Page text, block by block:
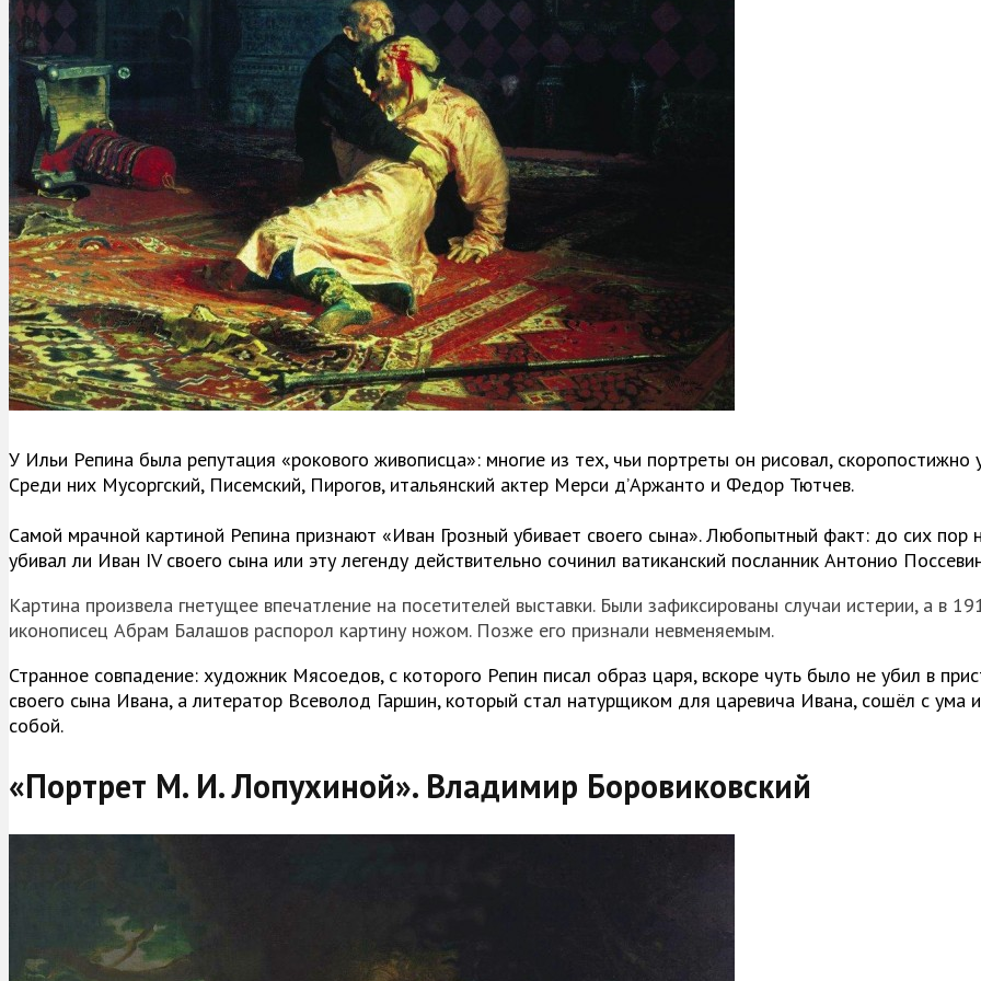
У Ильи Репина была репутация «рокового живописца»: многие из тех, чьи портреты он рисовал, скоропостижно
Среди них Мусоргский, Писемский, Пирогов, итальянский актер Мерси д’Аржанто и Федор Тютчев.
Самой мрачной картиной Репина признают «Иван Грозный убивает своего сына». Любопытный факт: до сих пор
убивал ли Иван IV своего сына или эту легенду действительно сочинил ватиканский посланник Антонио
Картина произвела гнетущее впечатление на посетителей выставки. Были зафиксированы случаи истерии, а в
иконописец Абрам Балашов распорол картину ножом. Позже его признали невменяемым.
Странное совпадение: художник Мясоедов, с которого Репин писал образ царя, вскоре чуть было не убил в
своего сына Ивана, а литератор Всеволод Гаршин, который стал натурщиком для царевича Ивана, сошёл с ума
собой.
«Портрет М. И. Лопухиной». Владимир Боровиковский